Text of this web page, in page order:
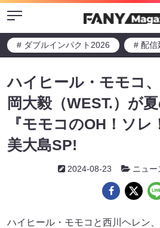
Menu
# ダブルインパクト2026 # 配信
ハイヒール・モモコ
岡大毅（WEST.）が
『モモコのOH！ソ
美大島SP!
2024-08-23 ニュー
ハイヒール・モモコと西川ヘレン